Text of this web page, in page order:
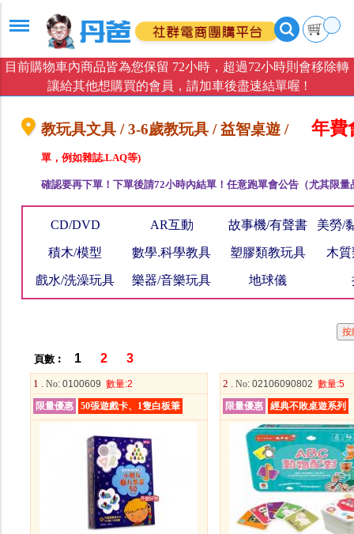
目前購物車內商品皆為您保留 72小時，超過72小時則會移除轉
讓給其他想購買的會員，請加車後盡速結單喔 !
教玩具文具 / 3-6歲教玩具 / 益智桌遊 / 年費
單，例如雜誌.LAQ等)
確認要再下單！下單後請72小時內結單！任意跑單會公告（尤其限
CD/DVD AR互動 故事機/有聲書 美勞/
積木/模型 數學.科學教具 塑膠類教玩具 木
戲水/洗澡玩具 樂器/音樂玩具 地球儀
頁數︰ 1 2 3
1 . No: 0100609 數量:2
限量優惠
50張遊戲卡、1隻白板筆
2 . No: 02106090802 數量:5
限量優惠
經典不敗桌遊系列